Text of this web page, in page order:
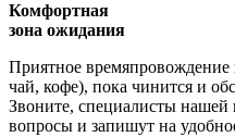
Комфортная
зона ожидания
Приятное
чай, кофе), пока чинится и
Звоните, специалисты нашей
вопросы и запишут на